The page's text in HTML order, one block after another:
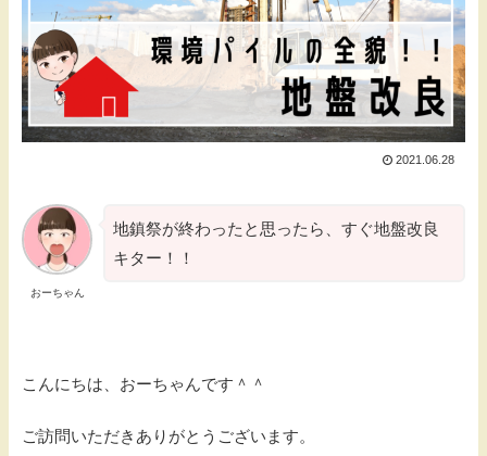
2021.06.28
おーちゃん
地鎮祭が終わったと思ったら、すぐ地盤改良
キター！！
こんにちは、おーちゃんです＾＾
ご訪問いただきありがとうございます。